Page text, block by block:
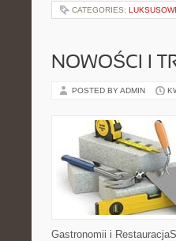
CATEGORIES:
NOWOŚCI I
POSTED BY ADMIN
Gastronomii i